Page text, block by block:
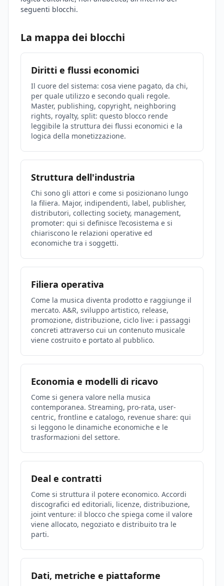
seguenti blocchi.
La mappa dei blocchi
Diritti e flussi economici
Il cuore del sistema: cosa viene pagato, da chi,
per quale utilizzo e secondo quali regole.
Master, publishing, copyright, neighboring
rights, royalty, split: questo blocco rende
leggibile la struttura dei flussi economici e la
logica della monetizzazione.
Struttura dell'industria
Chi sono gli attori e come si posizionano lungo
la filiera. Major, indipendenti, label, publisher,
distributori, collecting society, management,
promoter: qui si definisce l’ecosistema e si
chiariscono le relazioni operative ed
economiche tra i soggetti.
Filiera operativa
Come la musica diventa prodotto e raggiunge il
mercato. A&R, sviluppo artistico, release,
promozione, distribuzione, ciclo live: i passaggi
concreti attraverso cui un contenuto musicale
viene costruito e portato al pubblico.
Economia e modelli di ricavo
Come si genera valore nella musica
contemporanea. Streaming, pro-rata, user-
centric, frontline e catalogo, revenue share: qui
si leggono le dinamiche economiche e le
trasformazioni del settore.
Deal e contratti
Come si struttura il potere economico. Accordi
discografici ed editoriali, licenze, distribuzione,
joint venture: il blocco che spiega come il valore
viene allocato, negoziato e distribuito tra le
parti.
Dati, metriche e piattaforme